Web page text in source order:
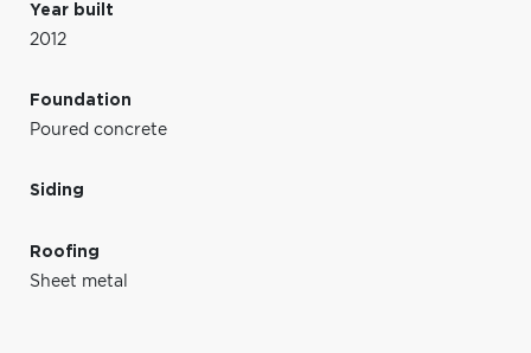
Year built
2012
Foundation
Poured concrete
Siding
Roofing
Sheet metal